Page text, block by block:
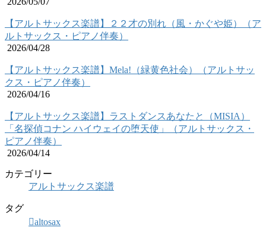
【アルトサックス楽譜】２２才の別れ（風・かぐや姫）（ア
ルトサックス・ピアノ伴奏）
2026/04/28
【アルトサックス楽譜】Mela!（緑黄色社会）（アルトサッ
クス・ピアノ伴奏）
2026/04/16
【アルトサックス楽譜】ラストダンスあなたと（MISIA）
「名探偵コナン ハイウェイの堕天使」（アルトサックス・
ピアノ伴奏）
2026/04/14
カテゴリー
アルトサックス楽譜
タグ
altosax